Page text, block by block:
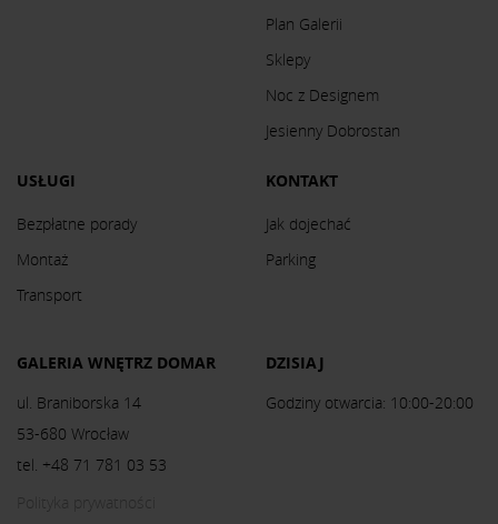
Plan Galerii
Sklepy
Noc z Designem
Jesienny Dobrostan
USŁUGI
Bezpłatne porady
Montaż
Transport
KONTAKT
Jak dojechać
Parking
GALERIA WNĘTRZ DOMAR
ul. Braniborska 14
53-680 Wrocław
tel. +48 71 781 03 53
DZISIAJ
Godziny otwarcia: 10:00-20:00